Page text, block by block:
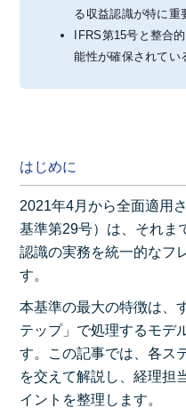
る収益認識が特に重
IFRS第15号と整合
能性が確保されてい
はじめに
2021年4月から全面適用
基準第29号）は、それま
認識の実務を統一的なフ
す。
本基準の最大の特徴は、
テップ」で処理するモデ
す。この記事では、各ス
を交えて解説し、経理担
イントを整理します。